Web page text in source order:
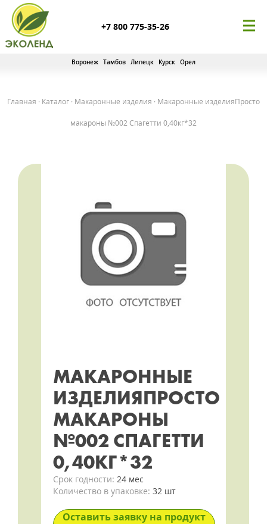
+7 800 775-35-26
Воронеж Тамбов Липецк Курск Орел
Главная · Каталог · Макаронные изделия · Макаронные изделияПросто
макароны №002 Спагетти 0,40кг*32
МАКАРОННЫЕ
ИЗДЕЛИЯПРОСТО
МАКАРОНЫ
№002 СПАГЕТТИ
0,40КГ*32
Срок годности: 24 мес
Количество в упаковке: 32 шт
Оставить заявку на продукт